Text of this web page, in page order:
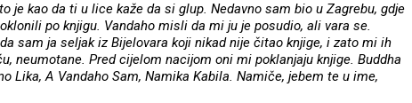
je kao da ti u lice kaže da si glup. Nedavno sam bio u Zagrebu, gdje
po knjigu. Vandaho misli da mi ju je posudio, ali vara se.
sam ja seljak iz Bijelovara koji nikad nije čitao knjige, i zato mi ih
neumotane. Pred cijelom nacijom oni mi poklanjaju knjige. Buddha
Lika, A Vandaho Sam, Namika Kabila. Namiče, jebem te u ime,